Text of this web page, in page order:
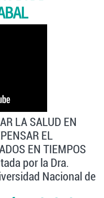
LA SALUD EN
EL
EN TIEMPOS
por la Dra.
Nacional de